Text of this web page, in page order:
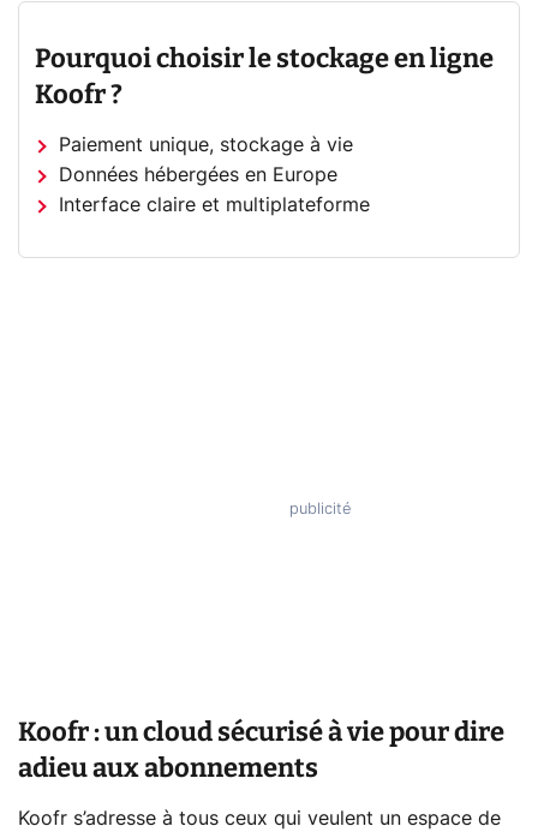
Pourquoi choisir le stockage en ligne
Koofr ?
Paiement unique, stockage à vie
Données hébergées en Europe
Interface claire et multiplateforme
Koofr : un cloud sécurisé à vie pour dire
adieu aux abonnements
Koofr s’adresse à tous ceux qui veulent un espace de